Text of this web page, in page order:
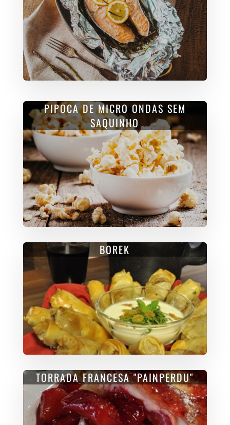
PIPOCA DE MICRO ONDAS SEM
SAQUINHO
BOREK
TORRADA FRANCESA "PAINPERDU"